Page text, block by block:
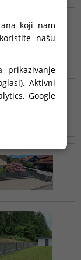
koji nam
našu
prikazivanje
Aktivni
Google